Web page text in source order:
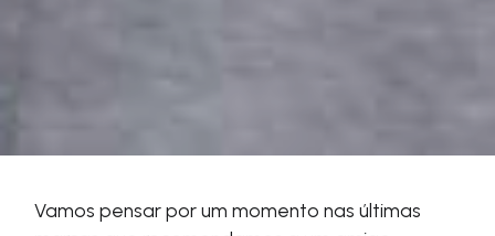
Vamos pensar por um momento nas últimas